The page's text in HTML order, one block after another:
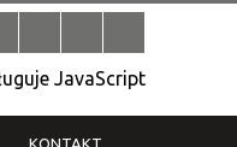
JavaScript
KONTAKT